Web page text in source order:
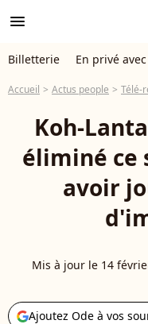
menu
Billetterie En privé avec
Accueil Actus people Télé-
Koh-
éliminé ce
avoir
Mis à jour le 14
Ajoutez Ode à vos